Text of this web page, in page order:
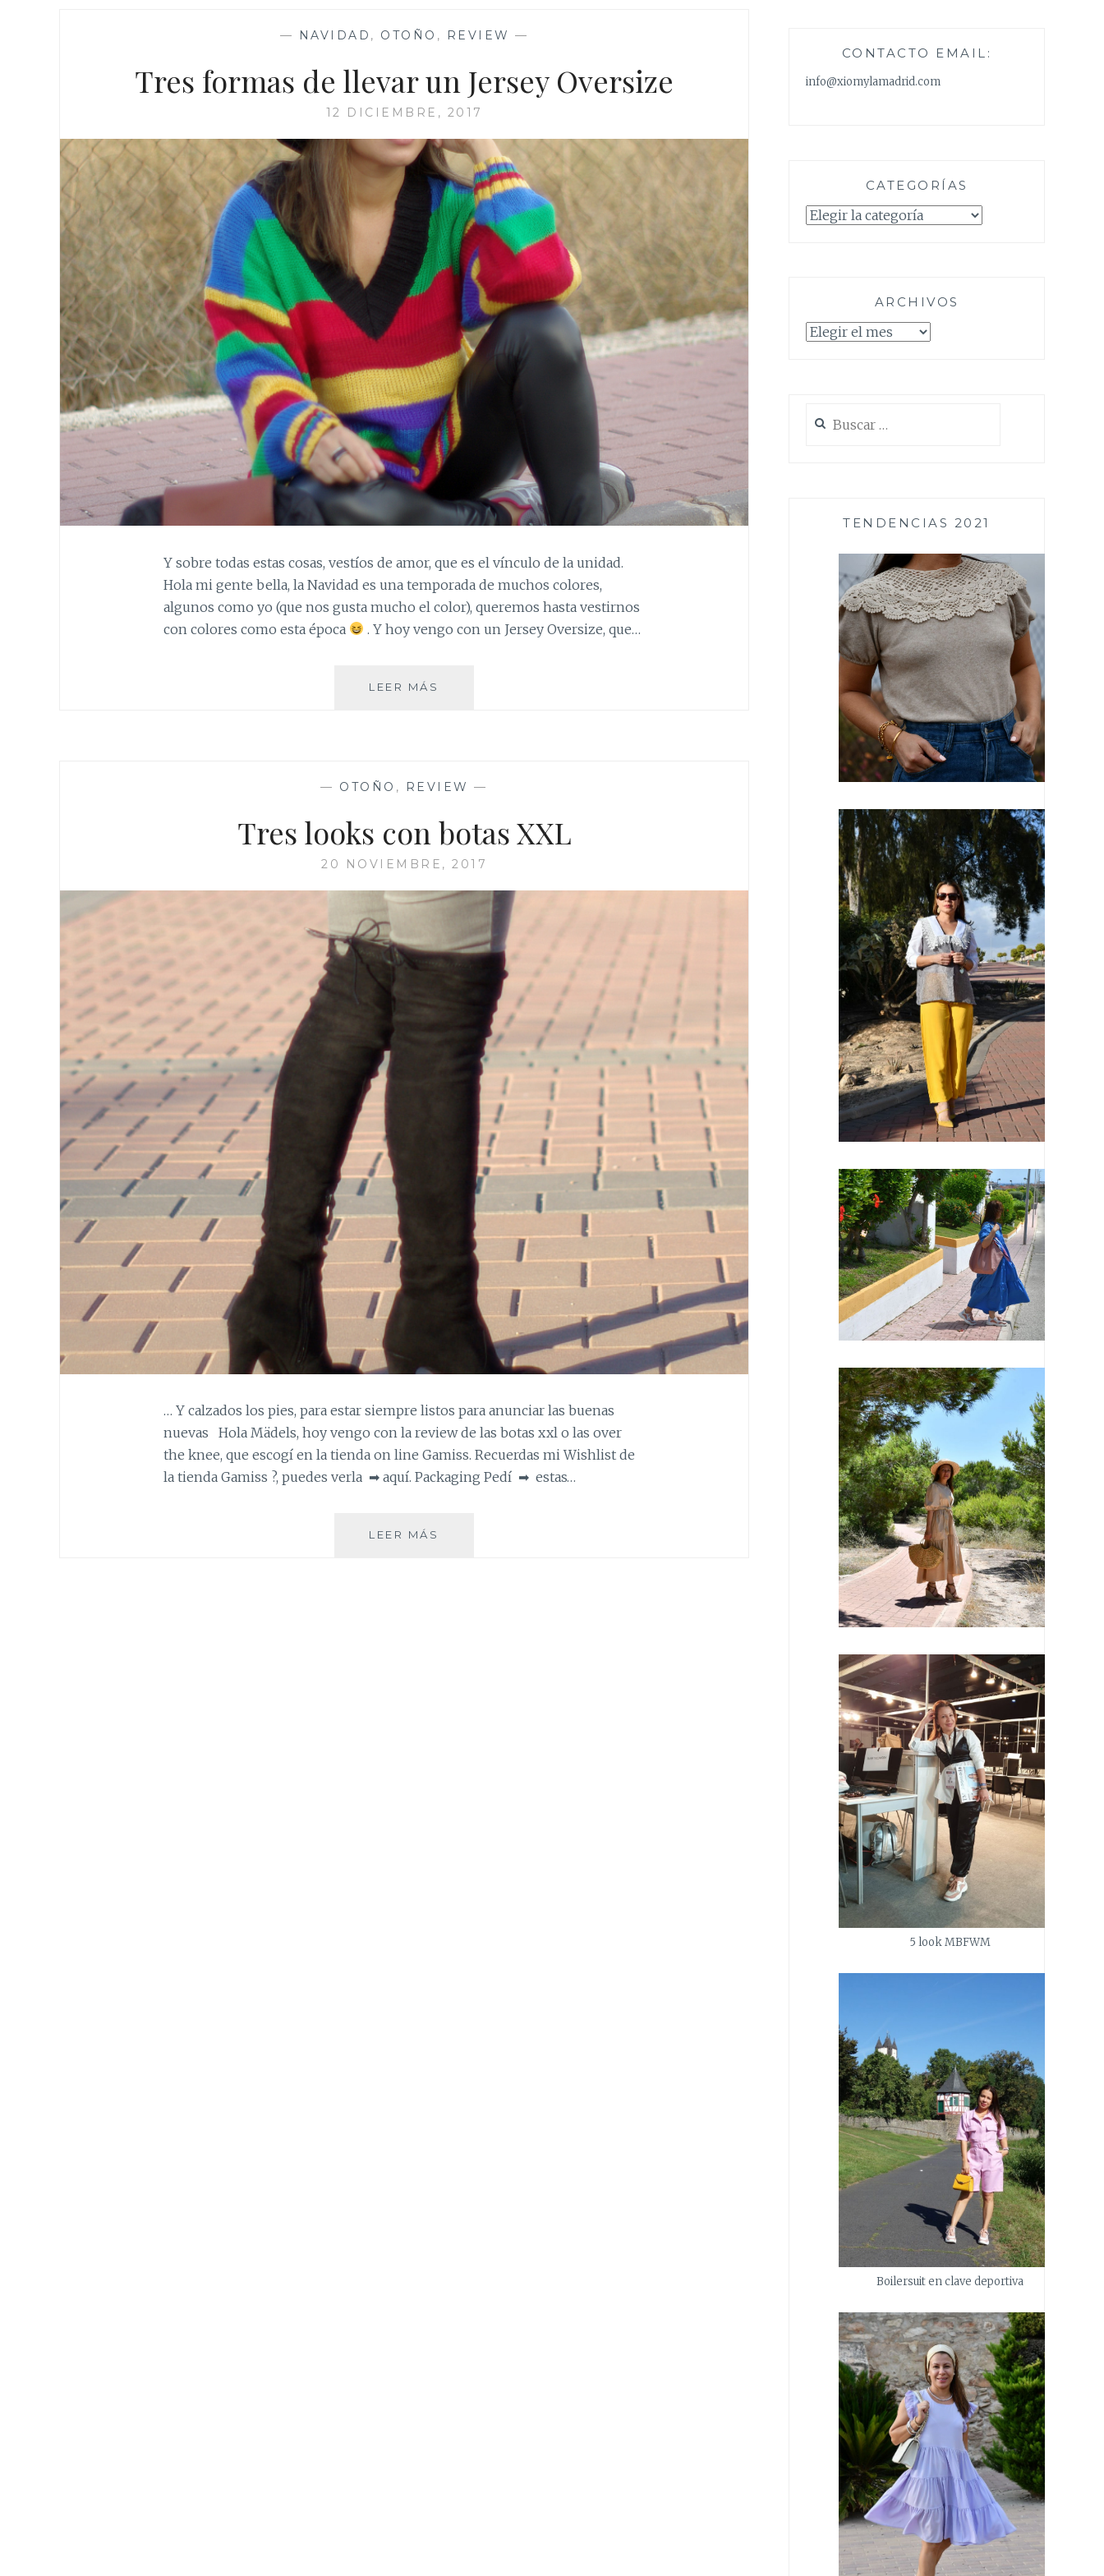
— NAVIDAD , OTOÑO , REVIEW —
Tres formas de llevar un Jersey Oversize
12 DICIEMBRE, 2017
Y sobre todas estas cosas, vestíos de amor, que es el vínculo de la unidad.
Hola mi gente bella, la Navidad es una temporada de muchos colores,
algunos como yo (que nos gusta mucho el color), queremos hasta vestirnos
con colores como esta época
. Y hoy vengo con un Jersey Oversize, que…
LEER MÁS
OVERSIZE
— OTOÑO , REVIEW —
Tres looks con botas XXL
20 NOVIEMBRE, 2017
… Y calzados los pies, para estar siempre listos para anunciar las buenas
nuevas Hola Mädels, hoy vengo con la review de las botas xxl o las over
the knee, que escogí en la tienda on line Gamiss. Recuerdas mi Wishlist de
la tienda Gamiss ?, puedes verla ➡ aquí. Packaging Pedí ➡ estas…
LEER MÁS
CONTACTO EMAIL:
info@xiomylamadrid.com
CATEGORÍAS
Categorías
ARCHIVOS
Archivos
TENDENCIAS 2021
5 look MBFWM
Boilersuit en clave deportiva